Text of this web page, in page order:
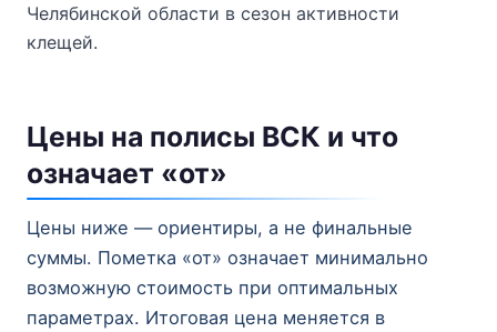
Челябинской области в сезон активности
клещей.
Цены на полисы ВСК и что
означает «от»
Цены ниже — ориентиры, а не финальные
суммы. Пометка «от» означает минимально
возможную стоимость при оптимальных
параметрах. Итоговая цена меняется в